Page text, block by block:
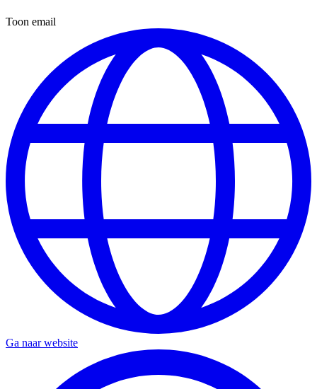
Toon email
Ga naar website